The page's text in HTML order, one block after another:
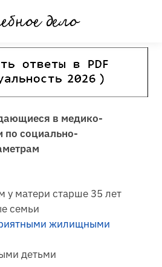
в медико-
социально-
у матери старше 35 лет
семьи
жилищными
детьми